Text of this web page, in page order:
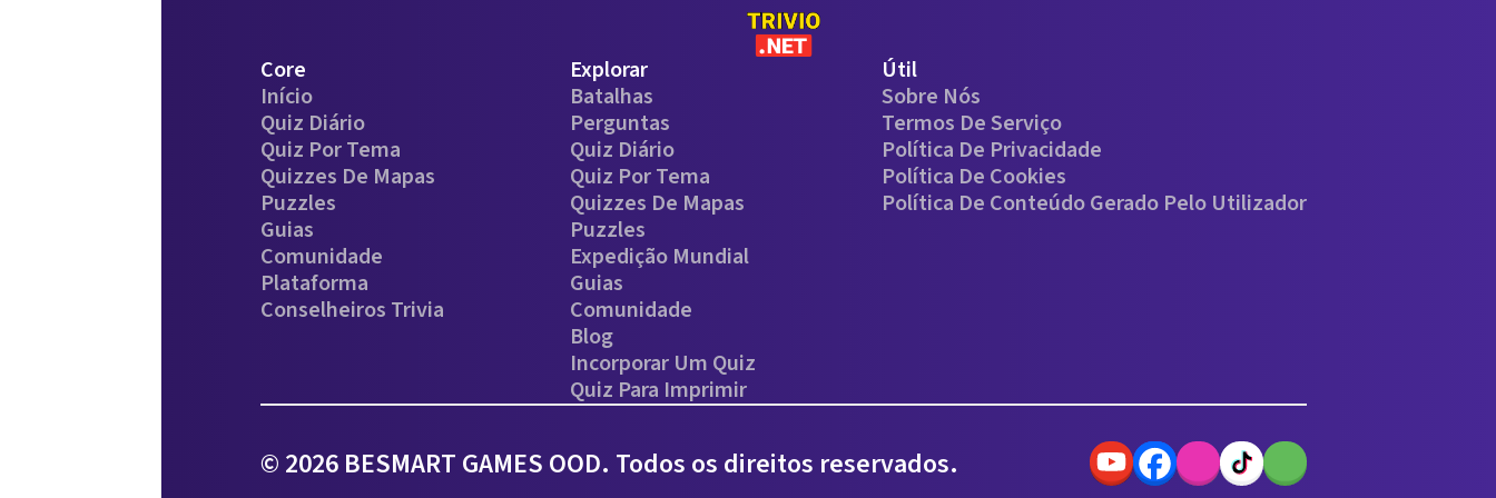
Core
Início
Quiz Diário
Quiz Por Tema
Quizzes De Mapas
Puzzles
Guias
Comunidade
Plataforma
Conselheiros Trivia
Explorar
Batalhas
Perguntas
Quiz Diário
Quiz Por Tema
Quizzes De Mapas
Puzzles
Expedição Mundial
Guias
Comunidade
Blog
Incorporar Um Quiz
Quiz Para Imprimir
Útil
Sobre Nós
Termos De Serviço
Política De Privacidade
Política De Cookies
Política De Conteúdo Gerado Pelo Utilizador
© 2026 BESMART GAMES OOD. Todos os direitos reservados.